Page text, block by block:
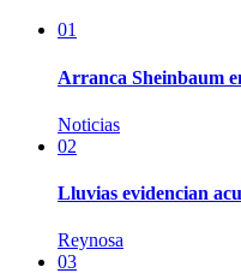
01
Arranca Sheinbaum
Noticias
02
Lluvias evidencian
Reynosa
03